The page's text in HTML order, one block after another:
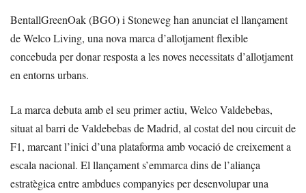
BentallGreenOak (BGO) i Stoneweg han anunciat el llançament
de Welco Living, una nova marca d’allotjament flexible
concebuda per donar resposta a les noves necessitats d’allotjament
en entorns urbans.
La marca debuta amb el seu primer actiu, Welco Valdebebas,
situat al barri de Valdebebas de Madrid, al costat del nou circuit de
F1, marcant l’inici d’una plataforma amb vocació de creixement a
escala nacional. El llançament s’emmarca dins de l’aliança
estratègica entre ambdues companyies per desenvolupar una